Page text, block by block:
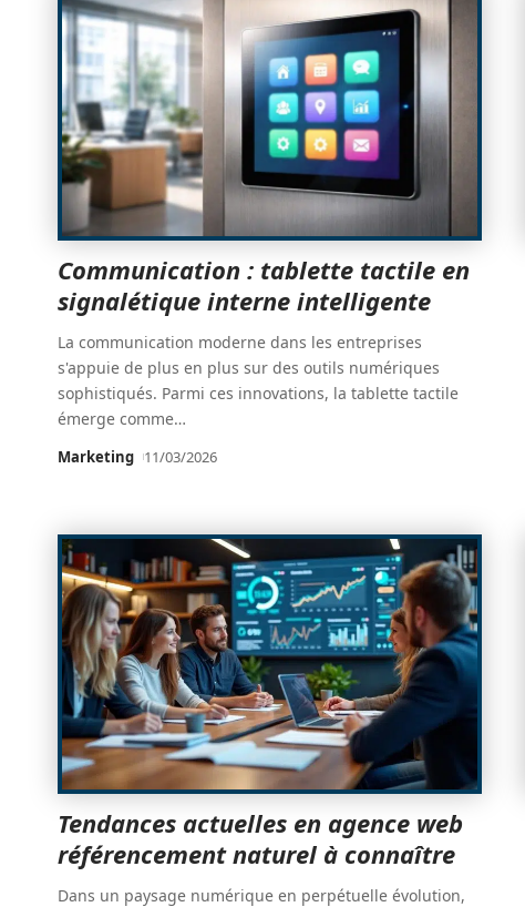
Communication : tablette tactile en
signalétique interne intelligente
La communication moderne dans les entreprises
s'appuie de plus en plus sur des outils numériques
sophistiqués. Parmi ces innovations, la tablette tactile
émerge comme…
Marketing 11/03/2026
Tendances actuelles en agence web
référencement naturel à connaître
Dans un paysage numérique en perpétuelle évolution,